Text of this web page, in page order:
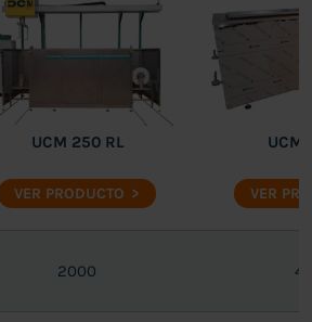
UCM 250 RL
VER PRODUCTO
UCM
VER
2000